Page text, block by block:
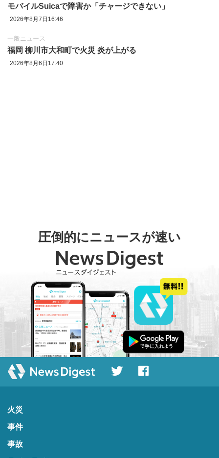
モバイルSuicaで障害か「チャージできない」
2026年8月7日16:46
一般ニュース
福岡 柳川市大和町で火災 炎が上がる
2026年8月6日17:40
圧倒的にニュースが速い
火災
事件
事故